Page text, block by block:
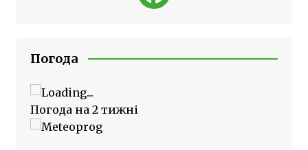
Погода
Погода на 2 тижні